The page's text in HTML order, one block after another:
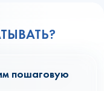
пошаговую